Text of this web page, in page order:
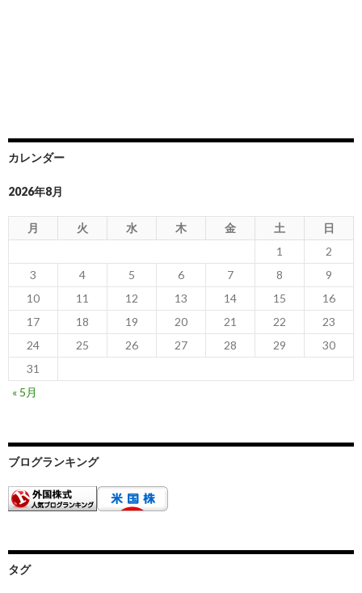
カレンダー
2026年8月
月 火 水 木 金 土
日
1
2
3
4 5 6 7 8
9
10
11 12 13 14 15
16
17
18 19 20 21 22
23
24
25 26 27 28 29
30
31
« 5月
ブログランキング
タグ